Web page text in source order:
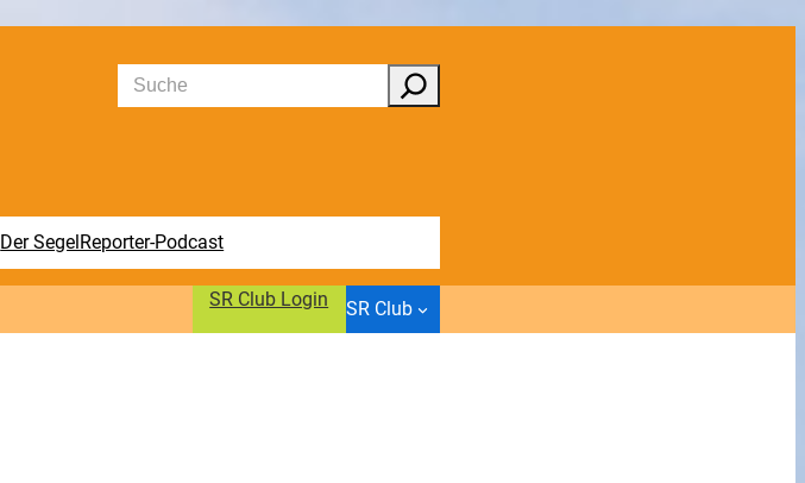
Suchen
Der SegelReporter-Podcast
SR Club Login SR Club